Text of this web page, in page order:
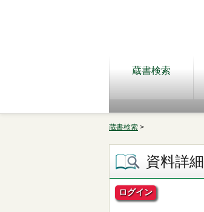
蔵書検索
蔵書検索 >
資料詳細
ログイン